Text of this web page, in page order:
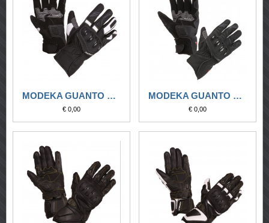
MODEKA GUANTO SPORTIVO CHALLENGE SHORT NER-BIANCO
€ 0,00
MODEKA GUANTO SPORTIVO CHALLENGE SHORT NERO
€ 0,00